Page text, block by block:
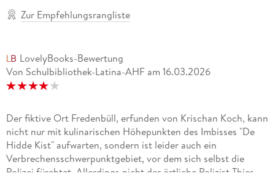
Zur Empfehlungsrangliste
LovelyBooks-Bewertung
Von Schulbibliothek-Latina-AHF am 16.03.2026
Der fiktive Ort Fredenbüll, erfunden von Krischan Koch, kann
nicht nur mit kulinarischen Höhepunkten des Imbisses "De
Hidde Kist" aufwarten, sondern ist leider auch ein
Verbrechensschwerpunktgebiet, vor dem sich selbst die